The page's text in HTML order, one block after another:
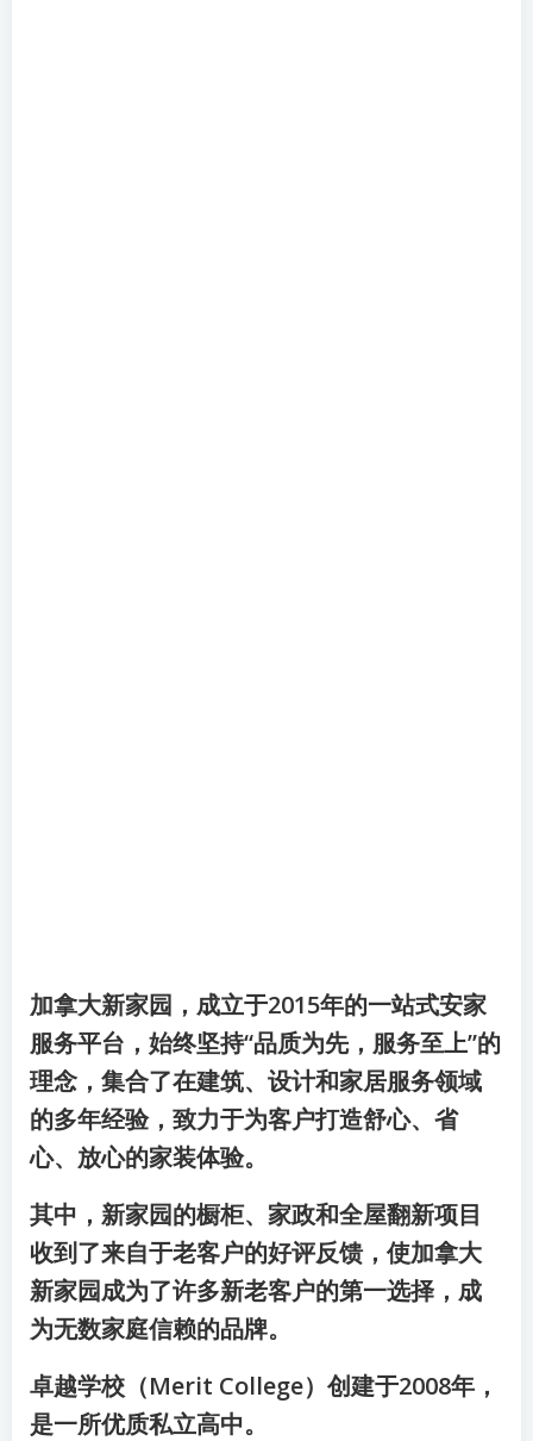
加拿大新家园，成立于2015年的一站式安家
服务平台，始终坚持“品质为先，服务至上”的
理念，集合了在建筑、设计和家居服务领域
的多年经验，致力于为客户打造舒心、省
心、放心的家装体验。
其中，新家园的橱柜、家政和全屋翻新项目
收到了来自于老客户的好评反馈，使加拿大
新家园成为了许多新老客户的第一选择，成
为无数家庭信赖的品牌。
卓越学校（Merit College）创建于2008年，
是一所优质私立高中。